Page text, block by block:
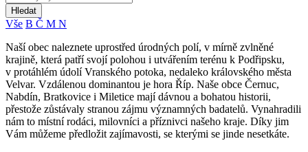
Hledat
Vše B Č M N
Naší obec naleznete uprostřed úrodných polí, v mírně zvlněné
krajině, která patří svojí polohou i utvářením terénu k Podřipsku,
v protáhlém údolí Vranského potoka, nedaleko královského města
Velvar. Vzdálenou dominantou je hora Říp. Naše obce Černuc,
Nabdín, Bratkovice i Miletice mají dávnou a bohatou historii,
přestože zůstávaly stranou zájmu významných badatelů. Vynahradili
nám to místní rodáci, milovníci a příznivci našeho kraje. Díky jim
Vám můžeme předložit zajímavosti, se kterými se jinde nesetkáte.